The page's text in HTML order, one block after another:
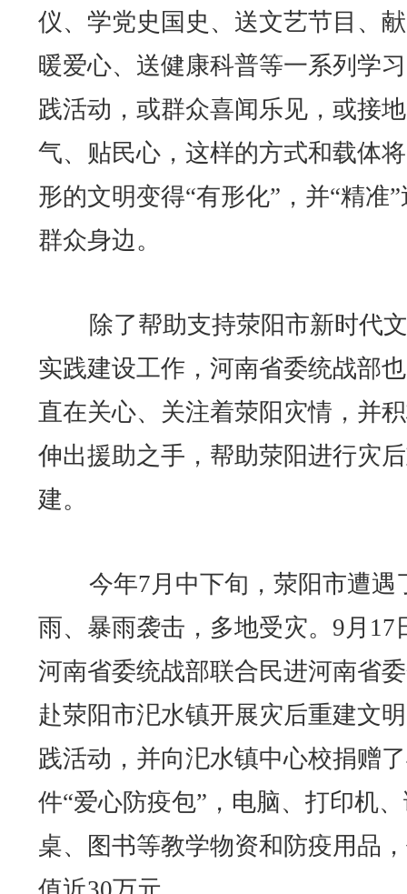
仪、学党史国史、送文艺节目、
暖爱心、送健康科普等一系列学
践活动，或群众喜闻乐见，或接地
气、贴民心，这样的方式和载体
形的文明变得“有形化”，并“精准
群众身边。
除了帮助支持荥阳市新时代
实践建设工作，河南省委统战部
直在关心、关注着荥阳灾情，并
伸出援助之手，帮助荥阳进行灾
建。
今年7月中下旬，荥阳市遭遇
雨、暴雨袭击，多地受灾。9月17
河南省委统战部联合民进河南省
赴荥阳市汜水镇开展灾后重建文
践活动，并向汜水镇中心校捐赠
件“爱心防疫包”，电脑、打印机
桌、图书等教学物资和防疫用品